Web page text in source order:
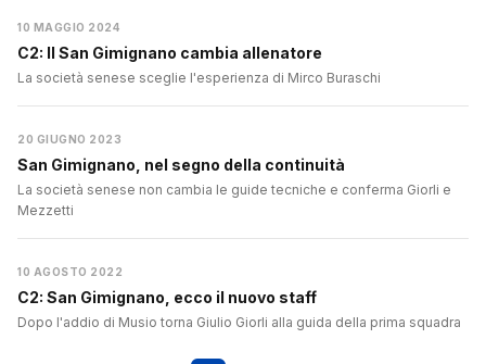
10 MAGGIO 2024
C2: Il San Gimignano cambia allenatore
La società senese sceglie l'esperienza di Mirco Buraschi
20 GIUGNO 2023
San Gimignano, nel segno della continuità
La società senese non cambia le guide tecniche e conferma Giorli e
Mezzetti
10 AGOSTO 2022
C2: San Gimignano, ecco il nuovo staff
Dopo l'addio di Musio torna Giulio Giorli alla guida della prima squadra